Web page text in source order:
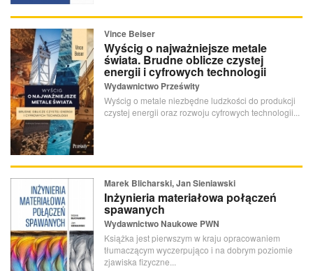
Vince Beiser
Wyścig o najważniejsze metale
świata. Brudne oblicze czystej
energii i cyfrowych technologii
Wydawnictwo Prześwity
Wyścig o metale niezbędne ludzkości do produkcji
czystej energii oraz rozwoju cyfrowych technologii...
Marek Blicharski, Jan Sieniawski
Inżynieria materiałowa połączeń
spawanych
Wydawnictwo Naukowe PWN
Książka jest pierwszym w kraju opracowaniem
tłumaczącym wyczerpująco i na dobrym poziomie
zjawiska fizyczne...